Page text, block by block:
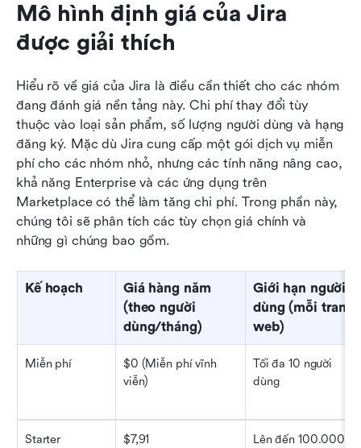
Mô hình định giá của Jira
được giải thích
Hiểu rõ về giá của Jira là điều cần thiết cho các nhóm
đang đánh giá nền tảng này. Chi phí thay đổi tùy
thuộc vào loại sản phẩm, số lượng người dùng và hạng
đăng ký. Mặc dù Jira cung cấp một gói dịch vụ miễn
phí cho các nhóm nhỏ, nhưng các tính năng nâng cao,
khả năng Enterprise và các ứng dụng trên
Marketplace có thể làm tăng chi phí. Trong phần này,
chúng tôi sẽ phân tích các tùy chọn giá chính và
những gì chúng bao gồm.
Kế hoạch
Giá hàng năm
(theo người
dùng/tháng)
Giới hạn người
dùng (mỗi trang
web)
Miễn phí
$0 (Miễn phí vĩnh
viễn)
Tối đa 10 người
dùng
Starter $7,91
Lên đến 100.000